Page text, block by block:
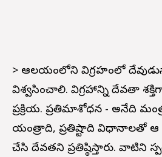
> ఆలయంలోని విగ్రహంలో
విశ్వసించాలి. విగ్రహాన్ని దేవతా
ప్రక్రియ. ప్రతిమాశోధన - అనేది
యంత్రాది, ప్రతిష్టాది విధానాలతో
చేసి దేవతని ప్రతిష్ఠిస్తారు. వాటిని